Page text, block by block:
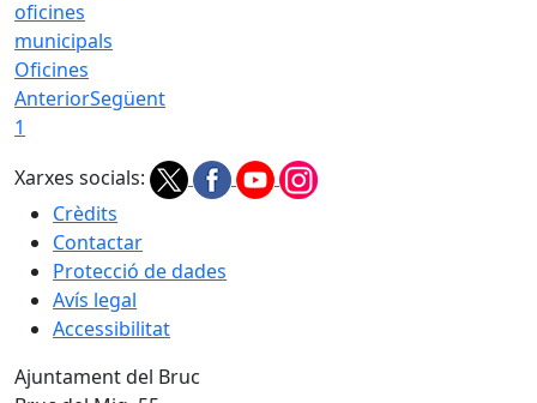
Oficines
AnteriorSegüent
1
Xarxes socials:
Crèdits
Contactar
Protecció de dades
Avís legal
Accessibilitat
Ajuntament del Bruc